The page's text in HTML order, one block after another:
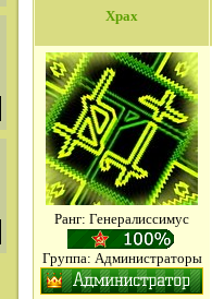
Xpax
Ранг: Генералиссимус
Группа: Администраторы